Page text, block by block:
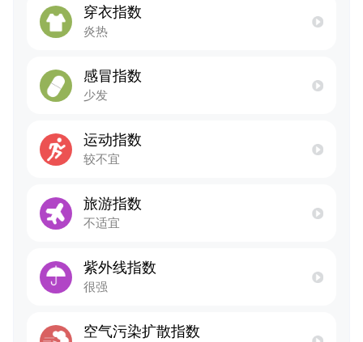
穿衣指数
炎热
感冒指数
少发
运动指数
较不宜
旅游指数
不适宜
紫外线指数
很强
空气污染扩散指数